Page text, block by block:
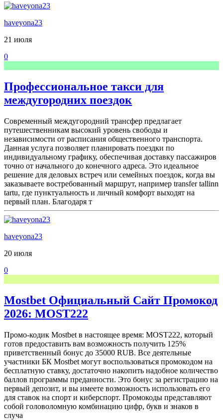
haveyona23
21 июля
0
Профессиональное такси для
междугородних поездок
Современный междугородний трансфер предлагает
путешественникам высокий уровень свободы и
независимости от расписания общественного транспорта.
Данная услуга позволяет планировать поездки по
индивидуальному графику, обеспечивая доставку пассажиров
точно от начального до конечного адреса. Это идеальное
решение для деловых встреч или семейных поездок, когда вы
заказываете востребованный маршрут, например transfer tallinn
tartu, где пунктуальность и личный комфорт выходят на
первый план. Благодаря т
haveyona23
20 июля
0
Mostbet Официальный Сайт Промокод
2026: MOST222
Промо-кодик Mostbet в настоящее время: MOST222, который
готов предоставить вам возможность получить 125%
приветственный бонус до 35000 RUB. Все деятельные
участники БК Mostbet могут воспользоваться промокодом на
бесплатную ставку, достаточно накопить надобное количество
баллов программы преданности. Это бонус за регистрацию на
первый депозит, и вы имеете возможность использовать его
для ставок на спорт и киберспорт. Промокоды представляют
собой головоломную комбинацию цифр, букв и знаков в
случа